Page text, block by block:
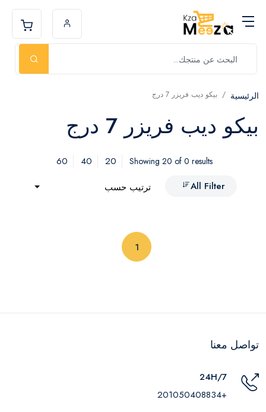
الرئيسية بيكو ديب فريزر 7 درج
بيكو ديب فريزر 7 درج
Showing 20 of 0 results
20
40
60
All Filter
ترتيب حسب
1
تواصل معنا
24H/7
+201050408834